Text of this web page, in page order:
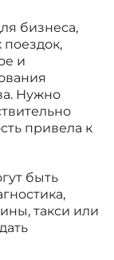
бизнеса,
поездок,
и
Нужно
привела к
быть
такси или